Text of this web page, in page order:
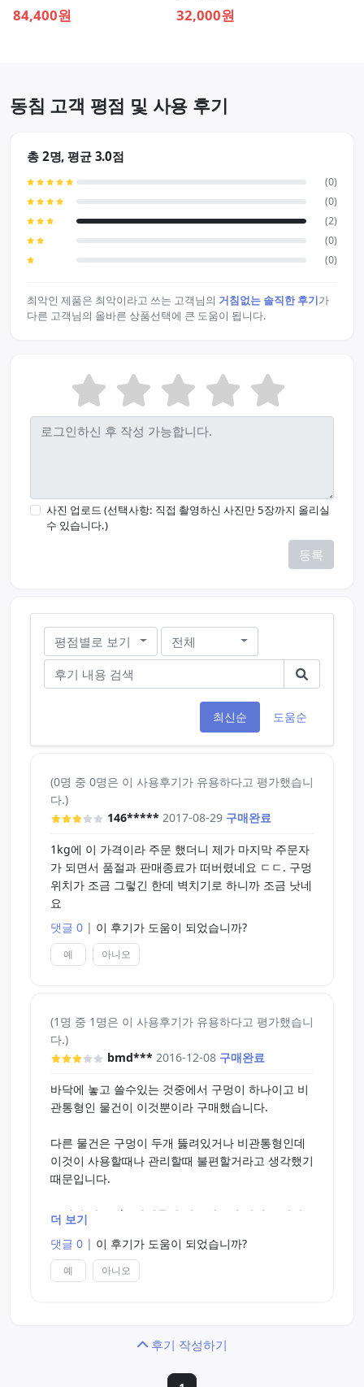
84,400원 32,000원
동침 고객 평점 및 사용 후기
총 2명, 평균 3.0점
(0)
(0)
(2)
(0)
(0)
최악인 제품은 최악이라고 쓰는 고객님의 거침없는 솔직한 후기가
다른 고객님의 올바른 상품선택에 큰 도움이 됩니다.
사진 업로드 (선택사항: 직접 촬영하신 사진만 5장까지 올리실
수 있습니다.)
등록
평점별로 보기 전체
최신순 도움순
(0명 중 0명은 이 사용후기가 유용하다고 평가했습니
다.)
146***** 2017-08-29 구매완료
1kg에 이 가격이라 주문 했더니 제가 마지막 주문자
가 되면서 품절과 판매종료가 떠버렸네요 ㄷㄷ. 구멍
위치가 조금 그렇긴 한데 벽치기로 하니까 조금 낫네
요
댓글 0 | 이 후기가 도움이 되었습니까?
예 아니오
(1명 중 1명은 이 사용후기가 유용하다고 평가했습니
다.)
bmd*** 2016-12-08 구매완료
바닥에 놓고 쓸수있는 것중에서 구멍이 하나이고 비
관통형인 물건이 이것뿐이라 구매했습니다.
다른 물건은 구멍이 두개 뚫려있거나 비관통형인데
이것이 사용할때나 관리할때 불편할거라고 생각했기
때문입니다.
그래서 다른 1kg짜리들과 비교해보면 가격은 싼편
이정도 크기치고 세척은 생각보다 편합니다.
구멍의 위치가 너무 붕 떠있습니다. 그래서인지 조임
더 보기
댓글 0 | 이 후기가 도움이 되었습니까?
예 아니오
후기 작성하기